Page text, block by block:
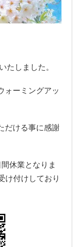
たしました。
ォーミングアッ
だける事に感謝
休業となりま
け付けしており